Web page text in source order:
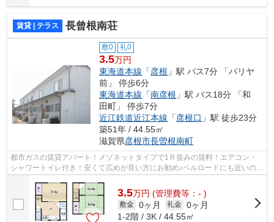
賃貸 | テラス 長曾根南荘
敷0 礼0
3.5万円
東海道本線 「彦根 」駅 バス7分 「パリヤ
前」 停歩6分
東海道本線 「南彦根 」駅 バス18分 「和
田町」 停歩7分
近江鉄道近江本線 「彦根口 」駅 徒歩23分
築51年 / 44.55㎡
滋賀県彦根市長曽根南町
都市ガスの賃貸アパート！メゾネットタイプで1Ｒ並みの賃料！エアコン・
シャワートイレ付き！安くて広めが良い方にお勧め♪ベルロードにも近いので
3.5万円 (管理費等：- )
敷金 0ヶ月 礼金 0ヶ月
1-2階 / 3K / 44.55㎡